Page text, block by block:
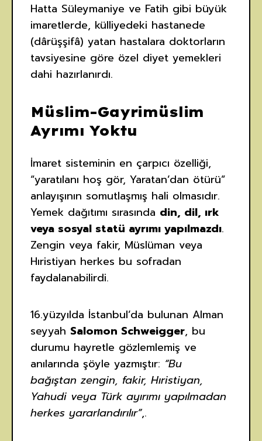
Hatta Süleymaniye ve Fatih gibi büyük
imaretlerde, külliyedeki hastanede
(dârüşşifâ) yatan hastalara doktorların
tavsiyesine göre özel diyet yemekleri
dahi hazırlanırdı.
Müslim-Gayrimüslim
Ayrımı Yoktu
İmaret sisteminin en çarpıcı özelliği,
“yaratılanı hoş gör, Yaratan’dan ötürü”
anlayışının somutlaşmış hali olmasıdır.
Yemek dağıtımı sırasında din, dil, ırk
veya sosyal statü ayrımı yapılmazdı.
Zengin veya fakir, Müslüman veya
Hıristiyan herkes bu sofradan
faydalanabilirdi.
16.yüzyılda İstanbul’da bulunan Alman
seyyah Salomon Schweigger, bu
durumu hayretle gözlemlemiş ve
anılarında şöyle yazmıştır: “Bu
bağıştan zengin, fakir, Hıristiyan,
Yahudi veya Türk ayırımı yapılmadan
herkes yararlandırılır”,.